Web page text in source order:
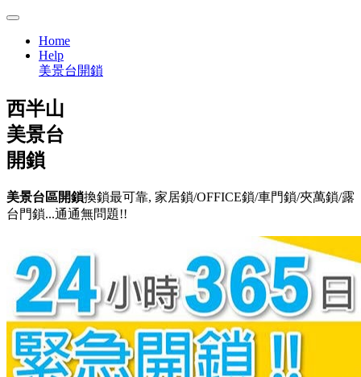
Home
Help
美景台開鎖
西半山
美景台
開鎖
美景台區開鎖換鎖最可靠, 家居鎖/OFFICE鎖/車門鎖/夾萬鎖/露
台門鎖...通通無問題!!